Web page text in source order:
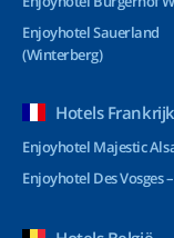
Enjoyhotel Sauerland
(Winterberg)
Hotels Frankrijk
Enjoyhotel Majestic
Enjoyhotel Des Vosges